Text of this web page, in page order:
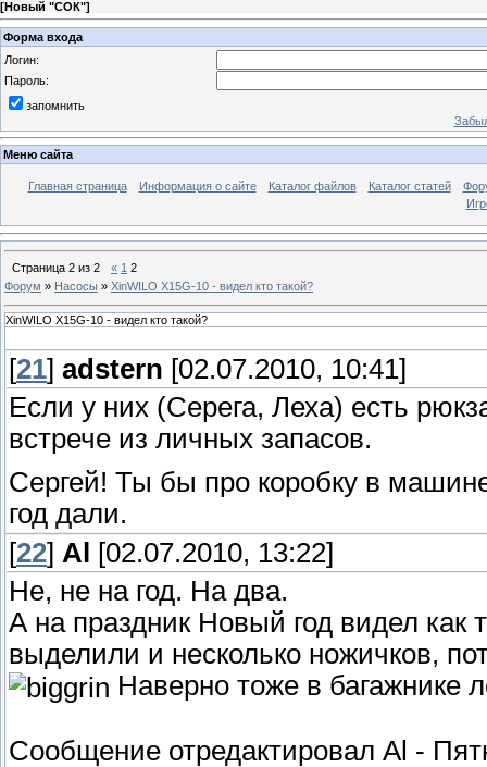
[Новый "СОК"]
Форма входа
Логин:
Пароль:
запомнить
Меню сайта
Главная страница Информация о сайте Каталог файлов Каталог статей
Страница 2 из 2 « 1 2
Форум » Насосы » XinWILO X15G-10 - видел кто такой?
XinWILO X15G-10 - видел кто такой?
[21] adstern [02.07.2010, 10:41]
Если у них (Серега, Леха) есть
встрече из личных запасов.
Сергей! Ты бы про коробку в
год дали.
[22] Al
[02.07.2010, 13:22]
Не, не на год. На два.
А на праздник Новый год видел как
выделили и несколько ножичков,
Наверно тоже в багажнике
Сообщение отредактировал Al -